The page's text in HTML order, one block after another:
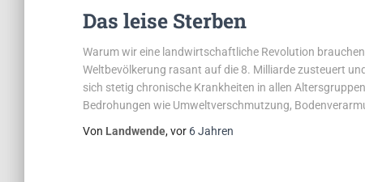
Das leise Sterben
Warum wir eine landwirtschaftliche Revolution
Weltbevölkerung rasant auf die 8. Milliarde zusteuert
sich stetig chronische Krankheiten in allen
Bedrohungen wie Umweltverschmutzung,
Von Landwende, vor 6 Jahren